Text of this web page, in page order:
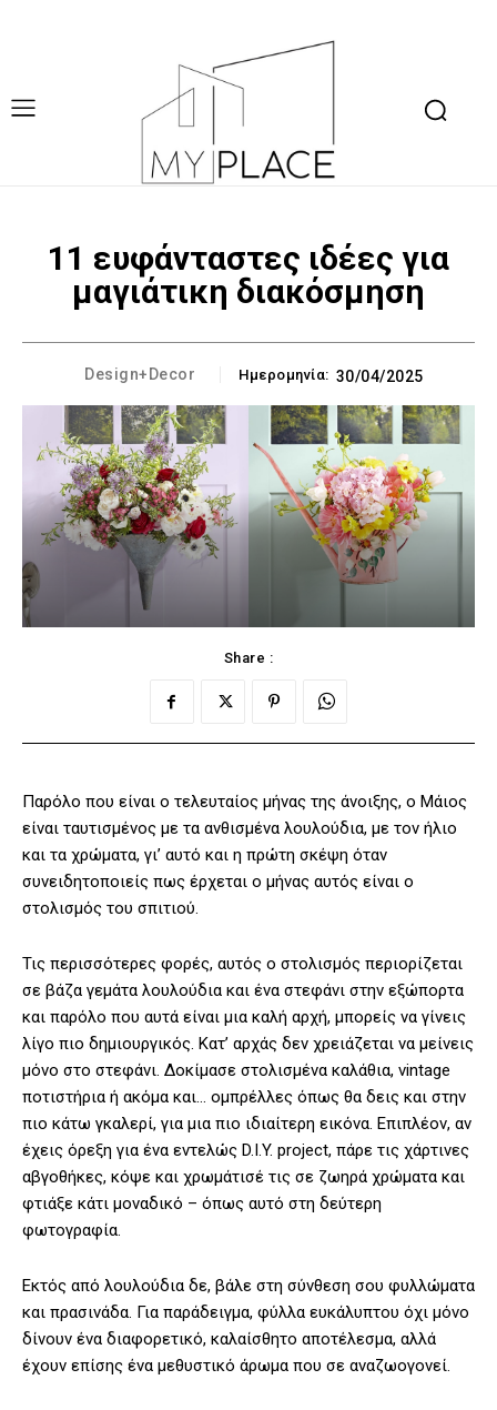
11 ευφάνταστες ιδέες για
μαγιάτικη διακόσμηση
Design+Decor Ημερομηνία: 30/04/2025
Share :
Παρόλο που είναι ο τελευταίος μήνας της άνοιξης, ο Μάιος
είναι ταυτισμένος με τα ανθισμένα λουλούδια, με τον ήλιο
και τα χρώματα, γι’ αυτό και η πρώτη σκέψη όταν
συνειδητοποιείς πως έρχεται ο μήνας αυτός είναι ο
στολισμός του σπιτιού.
Τις περισσότερες φορές, αυτός ο στολισμός περιορίζεται
σε βάζα γεμάτα λουλούδια και ένα στεφάνι στην εξώπορτα
και παρόλο που αυτά είναι μια καλή αρχή, μπορείς να γίνεις
λίγο πιο δημιουργικός. Κατ’ αρχάς δεν χρειάζεται να μείνεις
μόνο στο στεφάνι. Δοκίμασε στολισμένα καλάθια, vintage
ποτιστήρια ή ακόμα και… ομπρέλλες όπως θα δεις και στην
πιο κάτω γκαλερί, για μια πιο ιδιαίτερη εικόνα. Επιπλέον, αν
έχεις όρεξη για ένα εντελώς D.I.Y. project, πάρε τις χάρτινες
αβγοθήκες, κόψε και χρωμάτισέ τις σε ζωηρά χρώματα και
φτιάξε κάτι μοναδικό – όπως αυτό στη δεύτερη
φωτογραφία.
Εκτός από λουλούδια δε, βάλε στη σύνθεση σου φυλλώματα
και πρασινάδα. Για παράδειγμα, φύλλα ευκάλυπτου όχι μόνο
δίνουν ένα διαφορετικό, καλαίσθητο αποτέλεσμα, αλλά
έχουν επίσης ένα μεθυστικό άρωμα που σε αναζωογονεί.